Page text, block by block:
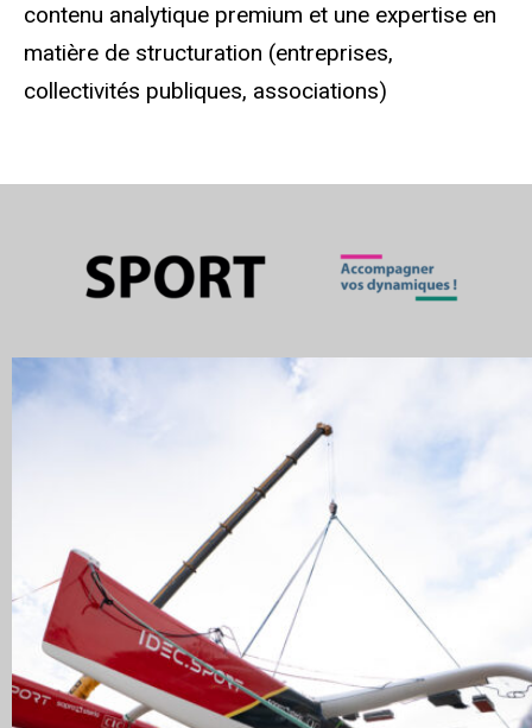
contenu analytique premium et une expertise en
matière de structuration (entreprises,
collectivités publiques, associations)